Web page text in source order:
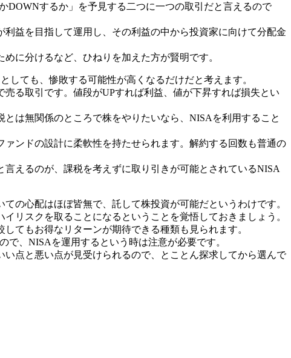
DOWNするか」を予見する二つに一つの取引だと言えるので
益を目指して運用し、その利益の中から投資家に向けて分配金
に分けるなど、ひねりを加えた方が賢明です。
ても、惨敗する可能性が高くなるだけだと考えます。
る取引です。値段がUPすれば利益、値が下昇すれば損失とい
は無関係のところで株をやりたいなら、NISAを利用すること
ンドの設計に柔軟性を持たせられます。解約する回数も普通の
えるのが、課税を考えずに取り引きが可能とされているNISA
の心配はほぼ皆無で、託して株投資が可能だというわけです。
リスクを取ることになるということを覚悟しておきましょう。
てもお得なリターンが期待できる種類も見られます。
、NISAを運用するという時は注意が必要です。
点と悪い点が見受けられるので、とことん探求してから選んで